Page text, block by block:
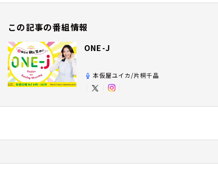
この記事の番組情報
ONE-J
本仮屋ユイカ/片桐千晶